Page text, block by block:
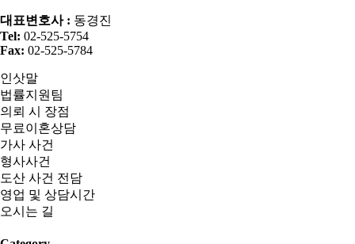
대표변호사 : 동경진
Tel: 02-525-5754
Fax: 02-525-5784
인삿말
법률지원팀
의뢰 시 장점
무료이혼상담
가사 사건
형사사건
도산 사건 전담
영업 및 상담시간
오시는 길